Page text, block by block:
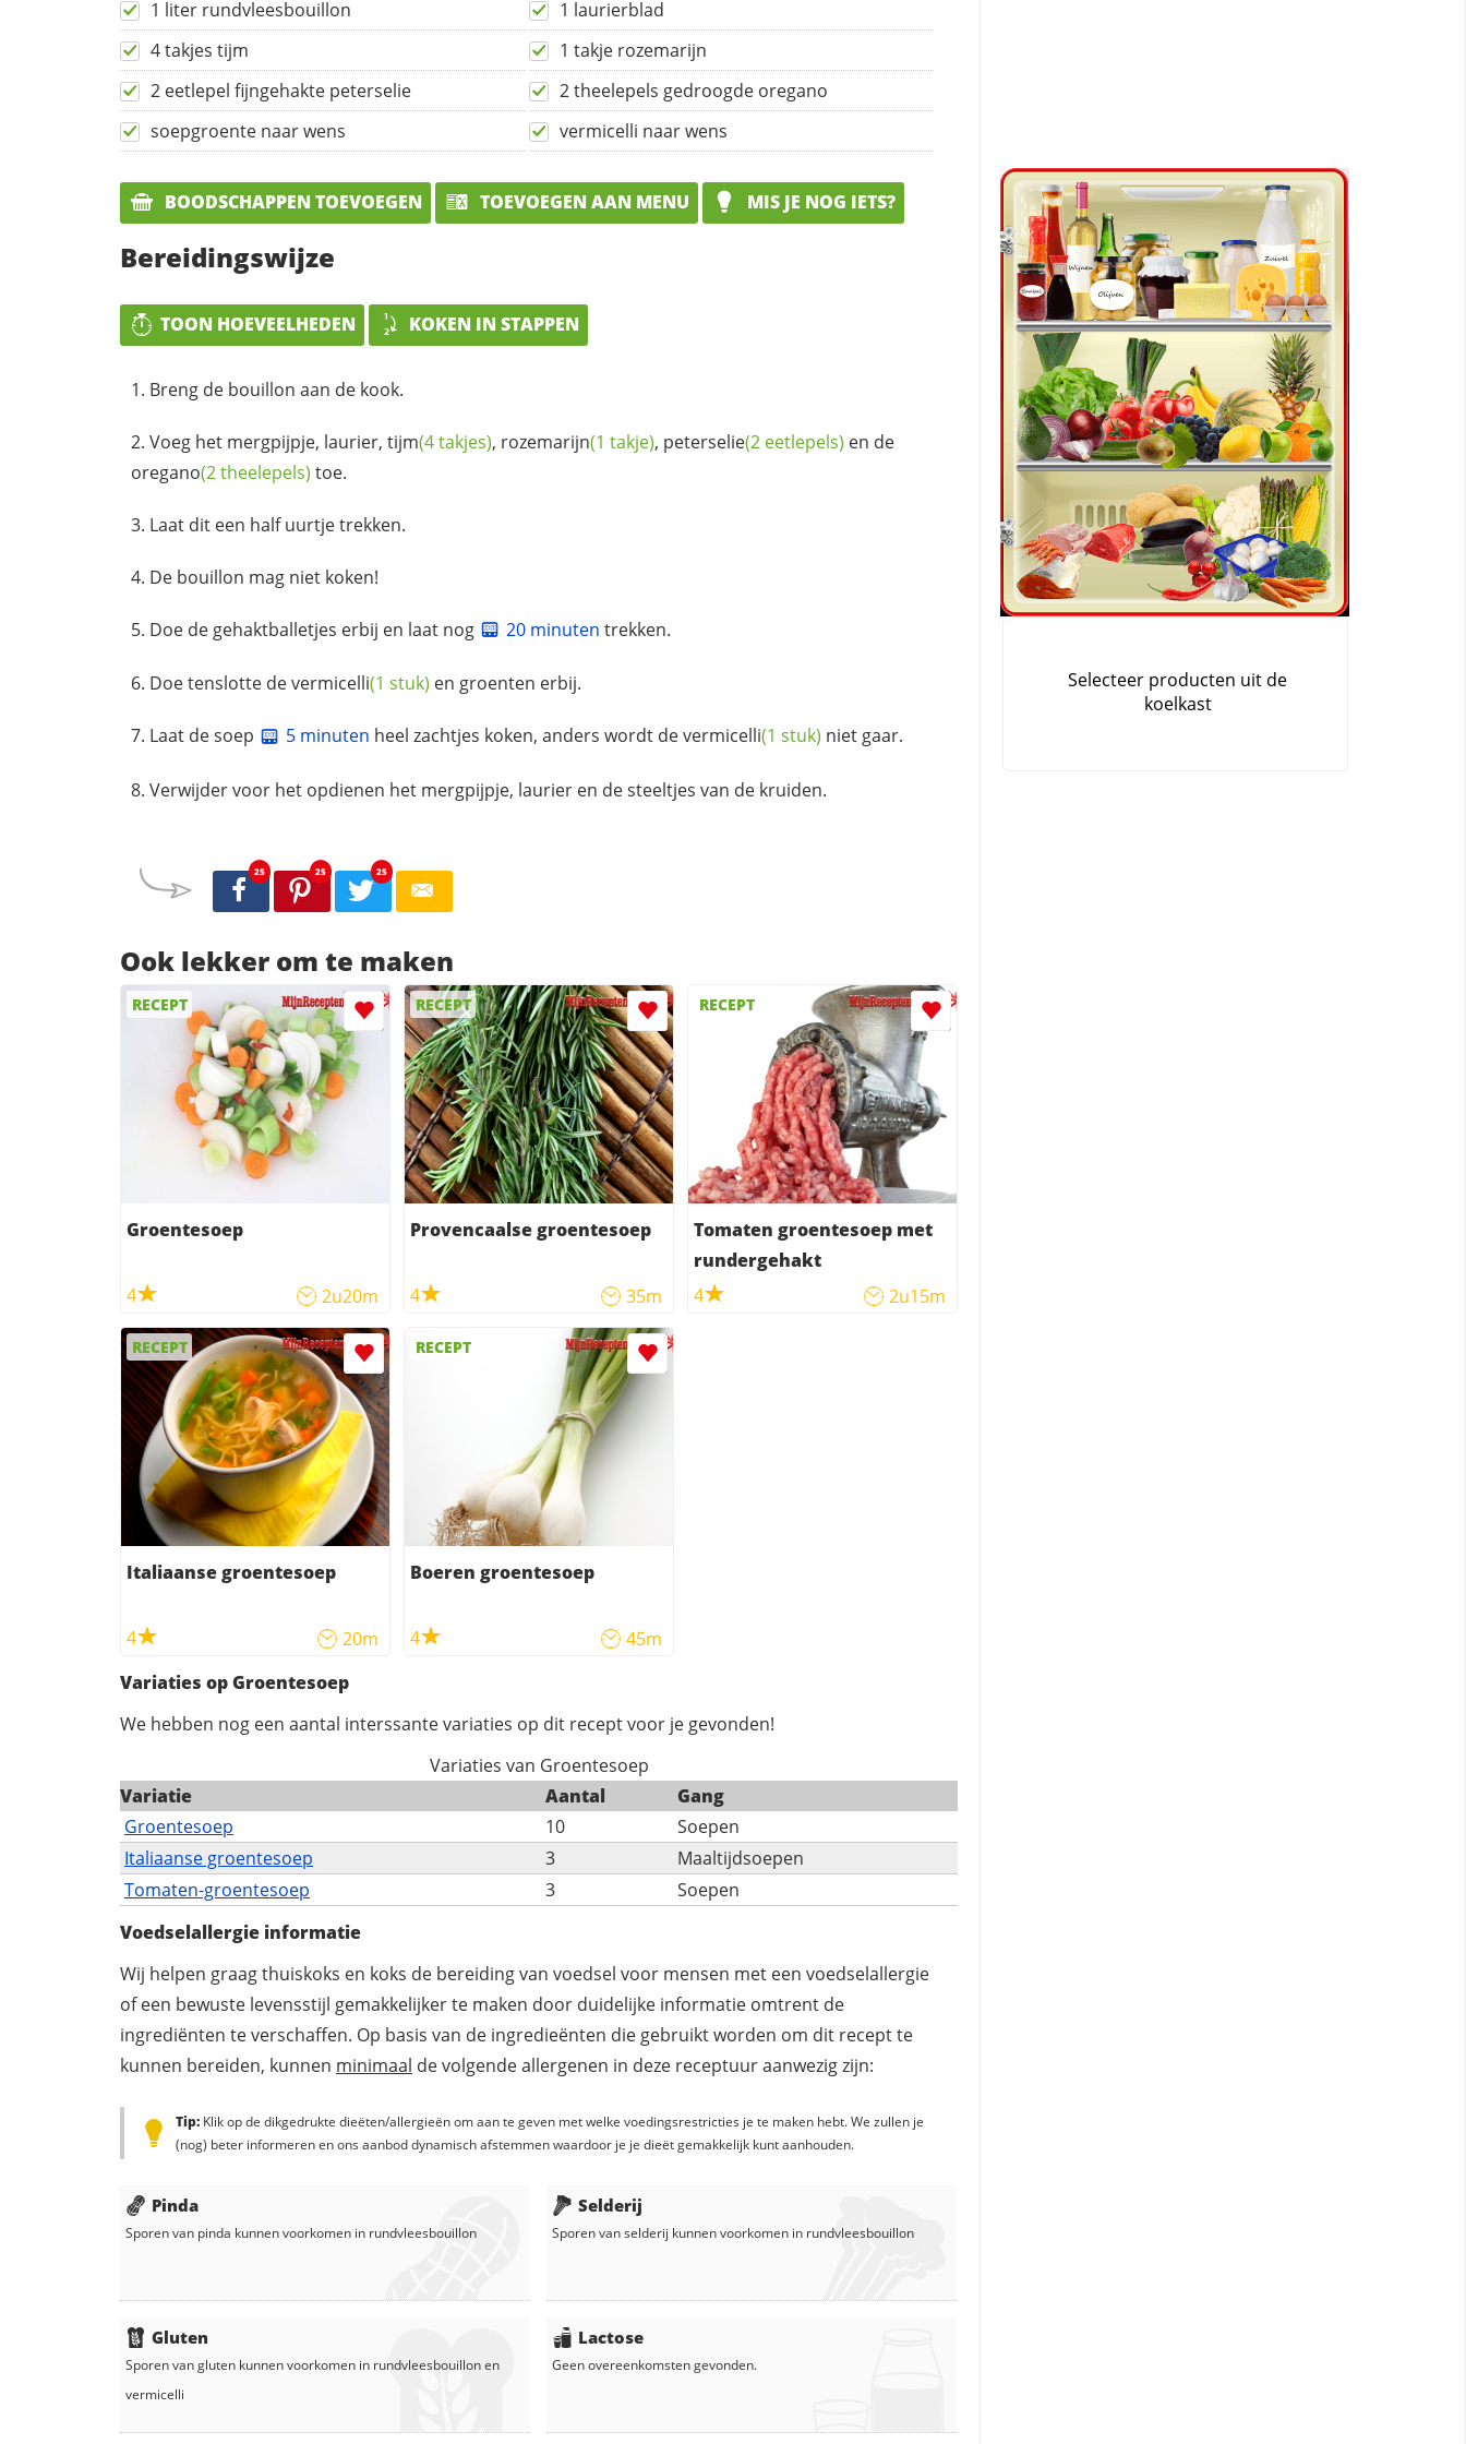
1 liter rundvleesbouillon
1 laurierblad
4 takjes tijm
1 takje rozemarijn
2 eetlepel fijngehakte peterselie
2 theelepels gedroogde oregano
soepgroente naar wens
vermicelli naar wens
BOODSCHAPPEN TOEVOEGEN TOEVOEGEN AAN MENU MIS JE NOG IETS?
Bereidingswijze
TOON HOEVEELHEDEN KOKEN IN STAPPEN
Breng de bouillon aan de kook.
Voeg het mergpijpje, laurier, tijm(4 takjes), rozemarijn(1 takje), peterselie(2 eetlepels) en de
oregano(2 theelepels) toe.
Laat dit een half uurtje trekken.
De bouillon mag niet koken!
Doe de gehaktballetjes erbij en laat nog 20 minuten trekken.
Doe tenslotte devermicelli(1 stuk) en groenten erbij.
Laat de soep 5 minuten heel zachtjes koken, anders wordt devermicelli(1 stuk) niet gaar.
Verwijder voor het opdienen het mergpijpje, laurier en de steeltjes van de kruiden.
25 25 25
Ook lekker om te maken
RECEPT
Groentesoep
4 2u20m
RECEPT
Provencaalse groentesoep
4 35m
RECEPT
Tomaten groentesoep met
rundergehakt
4
2u15m
RECEPT
Italiaanse groentesoep
4 20m
RECEPT
Boeren groentesoep
4
45m
Variaties op Groentesoep
We hebben nog een aantal interssante variaties op dit recept voor je gevonden!
Variaties van Groentesoep
Variatie
Aantal
Gang
Groentesoep
10
Soepen
Italiaanse groentesoep
3
Maaltijdsoepen
Tomaten-groentesoep
3
Soepen
Voedselallergie informatie
Wij helpen graag thuiskoks en koks de bereiding van voedsel voor mensen met een voedselallergie
of een bewuste levensstijl gemakkelijker te maken door duidelijke informatie omtrent de
ingrediënten te verschaffen. Op basis van de ingredieënten die gebruikt worden om dit recept te
kunnen bereiden, kunnen minimaal de volgende allergenen in deze receptuur aanwezig zijn:
Tip: Klik op de dikgedrukte dieëten/allergieën om aan te geven met welke voedingsrestricties je te maken hebt. We zullen je
(nog) beter informeren en ons aanbod dynamisch afstemmen waardoor je je dieët gemakkelijk kunt aanhouden.
Pinda
Sporen van pinda kunnen voorkomen in rundvleesbouillon
Gluten
Sporen van gluten kunnen voorkomen in rundvleesbouillonen
vermicelli
Selderij
Sporen van selderij kunnen voorkomen in rundvleesbouillon
Lactose
Geen overeenkomsten gevonden.